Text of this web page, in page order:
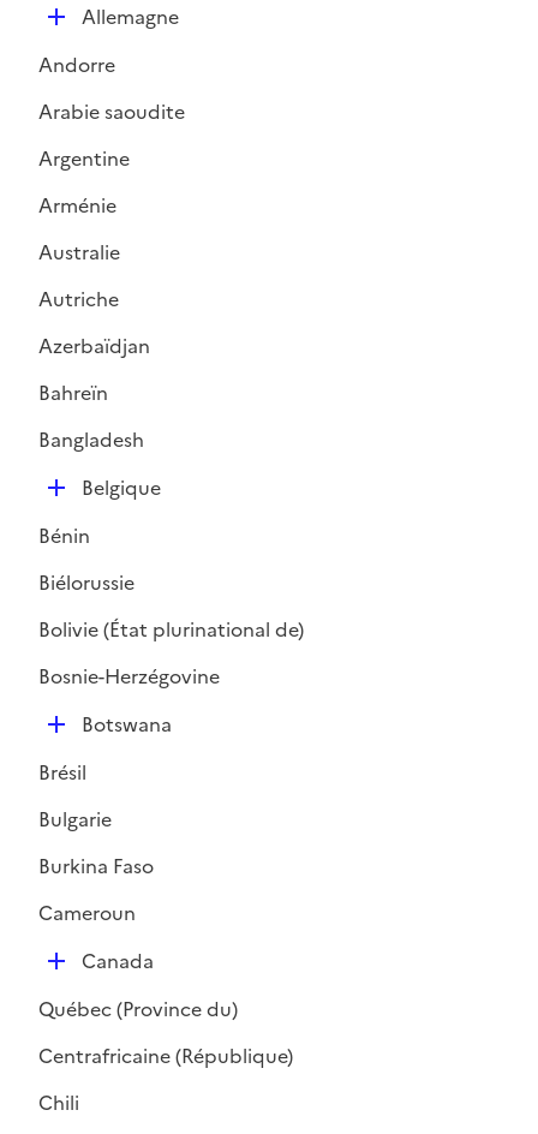
p
l
i
e
D
p
l
e
Allemagne
Andorre
Arabie saoudite
Argentine
Arménie
Australie
Autriche
Azerbaïdjan
Bahreïn
Bangladesh
D
p
l
e
Belgique
Bénin
Biélorussie
Bolivie (État plurinational de)
Bosnie-Herzégovine
D
p
l
i
e
Botswana
Brésil
Bulgarie
Burkina Faso
Cameroun
D
p
l
e
Canada
Québec (Province du)
Centrafricaine (République)
Chili